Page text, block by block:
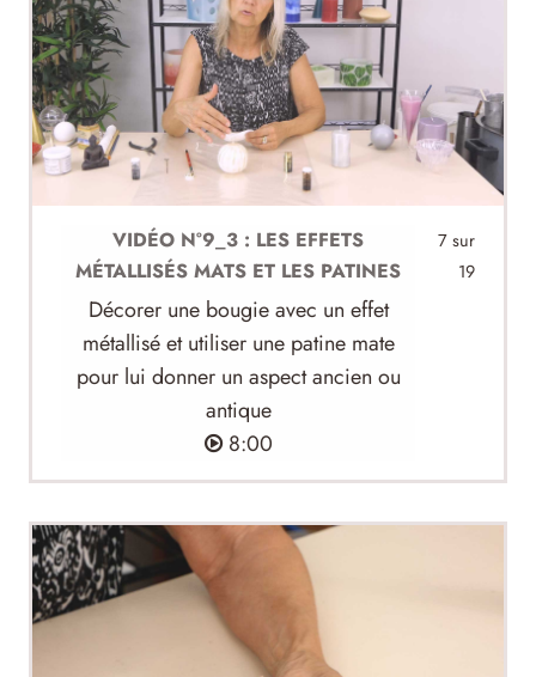
7 sur
19
VIDÉO N°9_3 : LES EFFETS
MÉTALLISÉS MATS ET LES PATINES
Décorer une bougie avec un effet
métallisé et utiliser une patine mate
pour lui donner un aspect ancien ou
antique
8:00